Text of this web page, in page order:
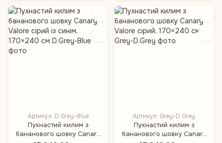
Артикул: D.Grey-Blue
Пухнастий килим з
бананового шовку Canary
Артикул: Grey-D.Grey
Пухнастий килим з
бананового шовку Canary